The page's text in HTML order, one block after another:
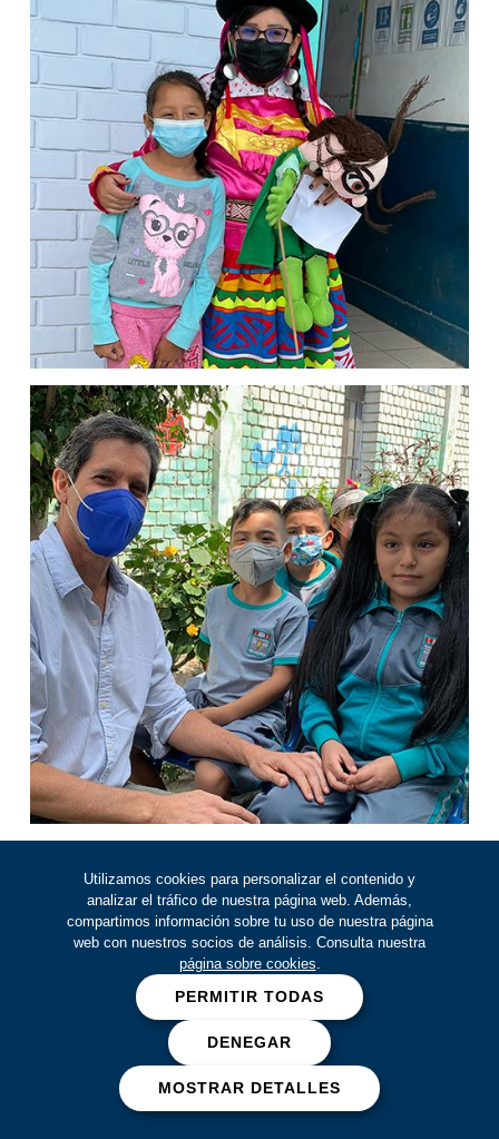
Utilizamos cookies para personalizar el contenido y
analizar el tráfico de nuestra página web. Además,
compartimos información sobre tu uso de nuestra página
web con nuestros socios de análisis. Consulta nuestra
página sobre cookies.
PERMITIR TODAS
DENEGAR
MOSTRAR DETALLES